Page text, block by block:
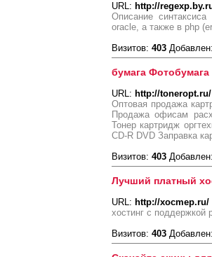
URL: http://
Описание
oracle, а также в php
Визитов: 403 Добавлен:
бумага
URL: http://toneropt.ru/
Оптовая продажа
Продажа офисам
Тонер картридж
CD-R DVD Заправка
Визитов: 403 Добавлен:
Лучший платный
URL: http://xocmep.ru/
хостинг с поддержкой
Визитов: 403 Добавлен: